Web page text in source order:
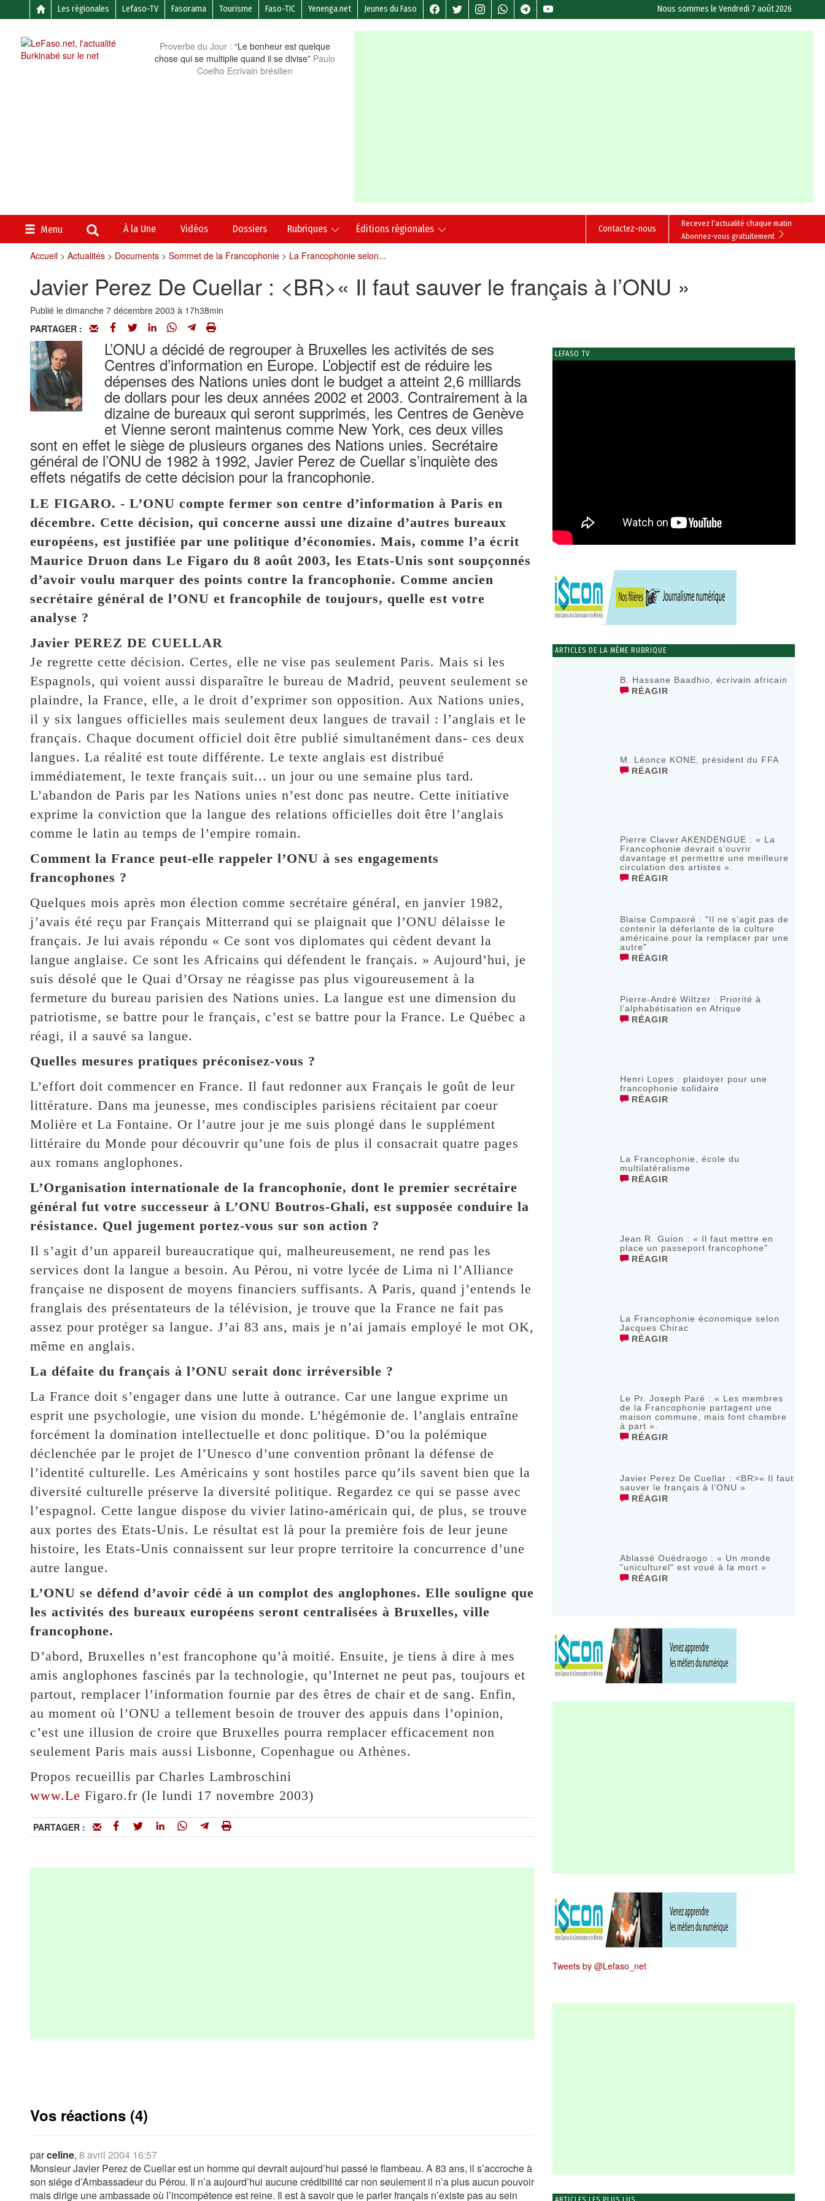
Les régionales Lefaso-TV Fasorama Tourisme Faso-TIC Yenenga.net Jeunes du Faso Nous sommes leVendredi 7 août 2026
Proverbe du Jour : “Le bonheur est quelque
chose qui se multiplie quand il se divise” Paulo
Coelho Ecrivain brésilien
Menu À la Une Vidéos Dossiers Rubriques Éditions régionales
Recevez l'actualité chaque matin
Abonnez-vous gratuitement
Contactez-nous
Accueil> Actualités> Documents> Sommet de la Francophonie> La Francophonie selon...
Javier Perez De Cuellar : <BR>« Il faut sauver le français à l’ONU »
Publié le dimanche 7 décembre 2003 à 17h38min
PARTAGER :
L’ONU a décidé de regrouper à Bruxelles les activités de ses
Centres d’information en Europe. L’objectif est de réduire les
dépenses des Nations unies dont le budget a atteint 2,6 milliards
de dollars pour les deux années 2002 et 2003. Contrairement à la
dizaine de bureaux qui seront supprimés, les Centres de Genève
et Vienne seront maintenus comme New York, ces deux villes
sont en effet le siège de plusieurs organes des Nations unies. Secrétaire
général de l’ONU de 1982 à 1992, Javier Perez de Cuellar s’inquiète des
effets négatifs de cette décision pour la francophonie.
LE FIGARO. - L’ONU compte fermer son centre d’information à Paris en
décembre. Cette décision, qui concerne aussi une dizaine d’autres bureaux
européens, est justifiée par une politique d’économies. Mais, comme l’a écrit
Maurice Druon dans Le Figaro du 8 août 2003, les Etats-Unis sont soupçonnés
d’avoir voulu marquer des points contre la francophonie. Comme ancien
secrétaire général de l’ONU et francophile de toujours, quelle est votre
analyse ?
Javier PEREZ DE CUELLAR
Je regrette cette décision. Certes, elle ne vise pas seulement Paris. Mais si les
Espagnols, qui voient aussi disparaître le bureau de Madrid, peuvent seulement se
plaindre, la France, elle, a le droit d’exprimer son opposition. Aux Nations unies,
il y six langues officielles mais seulement deux langues de travail : l’anglais et le
français. Chaque document officiel doit être publié simultanément dans- ces deux
langues. La réalité est toute différente. Le texte anglais est distribué
immédiatement, le texte français suit... un jour ou une semaine plus tard.
L’abandon de Paris par les Nations unies n’est donc pas neutre. Cette initiative
exprime la conviction que la langue des relations officielles doit être l’anglais
comme le latin au temps de l’empire romain.
Comment la France peut-elle rappeler l’ONU à ses engagements
francophones ?
Quelques mois après mon élection comme secrétaire général, en janvier 1982,
j’avais été reçu par Français Mitterrand qui se plaignait que l’ONU délaisse le
français. Je lui avais répondu « Ce sont vos diplomates qui cèdent devant la
langue anglaise. Ce sont les Africains qui défendent le français. » Aujourd’hui, je
suis désolé que le Quai d’Orsay ne réagisse pas plus vigoureusement à la
fermeture du bureau parisien des Nations unies. La langue est une dimension du
patriotisme, se battre pour le français, c’est se battre pour la France. Le Québec a
réagi, il a sauvé sa langue.
Quelles mesures pratiques préconisez-vous ?
L’effort doit commencer en France. Il faut redonner aux Français le goût de leur
littérature. Dans ma jeunesse, mes condisciples parisiens récitaient par coeur
Molière et La Fontaine. Or l’autre jour je me suis plongé dans le supplément
littéraire du Monde pour découvrir qu’une fois de plus il consacrait quatre pages
aux romans anglophones.
L’Organisation internationale de la francophonie, dont le premier secrétaire
général fut votre successeur à L’ONU Boutros-Ghali, est supposée conduire la
résistance. Quel jugement portez-vous sur son action ?
Il s’agit d’un appareil bureaucratique qui, malheureusement, ne rend pas les
services dont la langue a besoin. Au Pérou, ni votre lycée de Lima ni l’Alliance
française ne disposent de moyens financiers suffisants. A Paris, quand j’entends le
franglais des présentateurs de la télévision, je trouve que la France ne fait pas
assez pour protéger sa langue. J’ai 83 ans, mais je n’ai jamais employé le mot OK,
même en anglais.
La défaite du français à l’ONU serait donc irréversible ?
La France doit s’engager dans une lutte à outrance. Car une langue exprime un
esprit une psychologie, une vision du monde. L’hégémonie de. l’anglais entraîne
forcément la domination intellectuelle et donc politique. D’ou la polémique
déclenchée par le projet de l’Unesco d’une convention prônant la défense de
l’identité culturelle. Les Américains y sont hostiles parce qu’ils savent bien que la
diversité culturelle préserve la diversité politique. Regardez ce qui se passe avec
l’espagnol. Cette langue dispose du vivier latino-américain qui, de plus, se trouve
aux portes des Etats-Unis. Le résultat est là pour la première fois de leur jeune
histoire, les Etats-Unis connaissent sur leur propre territoire la concurrence d’une
autre langue.
L’ONU se défend d’avoir cédé à un complot des anglophones. Elle souligne que
les activités des bureaux européens seront centralisées à Bruxelles, ville
francophone.
D’abord, Bruxelles n’est francophone qu’à moitié. Ensuite, je tiens à dire à mes
amis anglophones fascinés par la technologie, qu’Internet ne peut pas, toujours et
partout, remplacer l’information fournie par des êtres de chair et de sang. Enfin,
au moment où l’ONU a tellement besoin de trouver des appuis dans l’opinion,
c’est une illusion de croire que Bruxelles pourra remplacer efficacement non
seulement Paris mais aussi Lisbonne, Copenhague ou Athènes.
Propos recueillis par Charles Lambroschini
www.Le Figaro.fr (le lundi 17 novembre 2003)
PARTAGER :
Vos réactions (4)
parceline, 8 avril 2004 16:57
Monsieur Javier Perez de Cuellar est un homme qui devrait aujourd’hui passé le flambeau. A 83 ans, il s’accroche à
son siége d’Ambassadeur du Pérou. Il n’a aujourd’hui aucune crédibilité car non seulement il n’a plus aucun pouvoir
mais dirige une ambassade où l’incompétence est reine. Il est à savoir que le parler français n’existe pas au sein
LEFASO TV
ARTICLES DE LA MÊME RUBRIQUE
B. Hassane Baadhio, écrivain africain
RÉAGIR
M. Léonce KONE, président du FFA
RÉAGIR
Pierre Claver AKENDENGUE : « La
Francophonie devrait s’ouvrir
davantage et permettre une meilleure
circulation des artistes ».
RÉAGIR
Blaise Compaoré : "Il ne s’agit pas de
contenir la déferlante de la culture
américaine pour la remplacer par une
autre"
RÉAGIR
Pierre-André Wiltzer : Priorité à
l’alphabétisation en Afrique
RÉAGIR
Henri Lopes : plaidoyer pour une
francophonie solidaire
RÉAGIR
La Francophonie, école du
multilatéralisme
RÉAGIR
Jean R. Guion : « Il faut mettre en
place un passeport francophone"
RÉAGIR
La Francophonie économique selon
Jacques Chirac
RÉAGIR
Le Pr. Joseph Paré : « Les membres
de la Francophonie partagent une
maison commune, mais font chambre
à part ».
RÉAGIR
Javier Perez De Cuellar : <BR>« Il faut
sauver le français à l’ONU »
RÉAGIR
Ablassé Ouédraogo : « Un monde
"uniculturel" est voué à la mort »
RÉAGIR
Tweets by @Lefaso_net